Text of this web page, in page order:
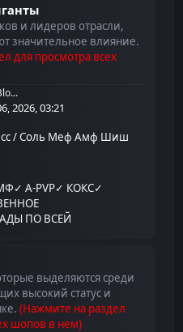
и лидеров отрасли,
значительное влияние.
для просмотра всех
2026, 03:21
/ Соль Меф Амф Шиш
A-PVP✓ КОКС✓
ПО ВСЕЙ
Амф, Меф, THC Vape
/ Alpha, Mef,
выделяются среди
высокий статус и
(Нажмите на раздел
шопов в нем)